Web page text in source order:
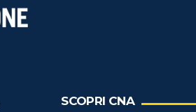
SCOPRI CNA